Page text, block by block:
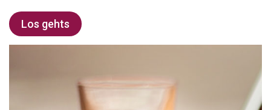
Los gehts